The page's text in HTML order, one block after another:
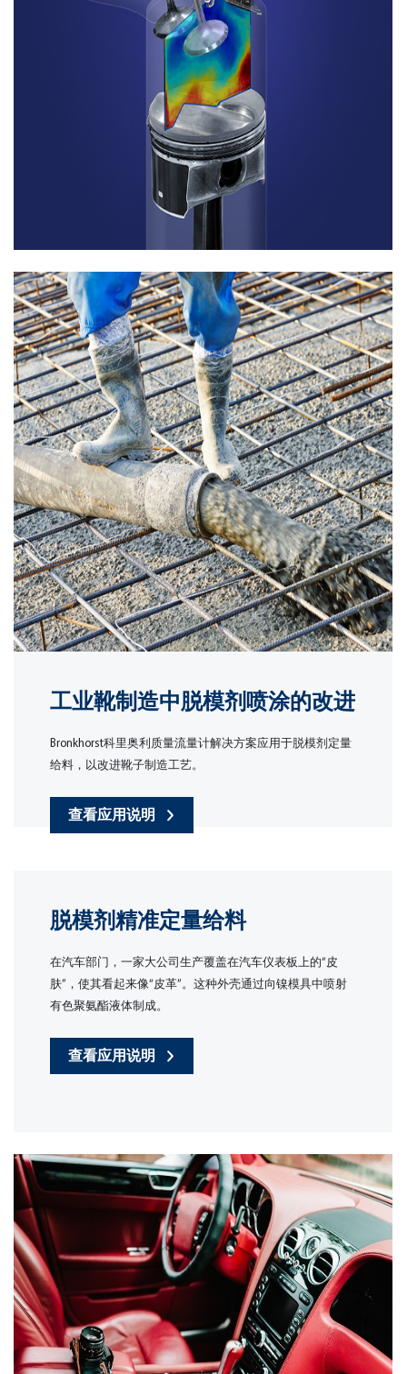
工业靴制造中脱模剂喷涂的改进
Bronkhorst科里奥利质量流量计解决方案应用于脱模剂定量
给料，以改进靴子制造工艺。
查看应用说明
脱模剂精准定量给料
在汽车部门，一家大公司生产覆盖在汽车仪表板上的“皮
肤”，使其看起来像“皮革”。这种外壳通过向镍模具中喷射
有色聚氨酯液体制成。
查看应用说明